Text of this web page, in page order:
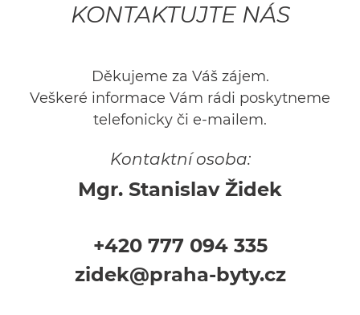
KONTAKTUJTE NÁS
Děkujeme za Váš zájem.
Veškeré informace Vám rádi poskytneme
telefonicky či e-mailem.
Kontaktní osoba:
Mgr. Stanislav Židek
+420 777 094 335
zidek@praha-byty.cz